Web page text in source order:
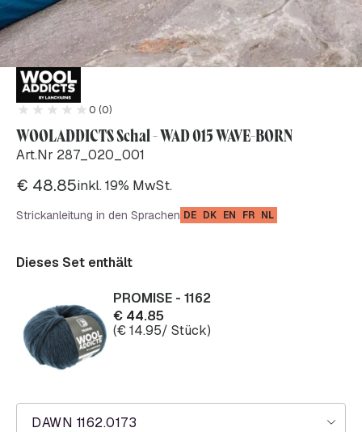
0 (0)
WOOLADDICTS Schal - WAD 015 WAVE-BORN
Art.Nr 287_020_001
€ 48.85inkl. 19% MwSt.
Strickanleitung in den Sprachen DE DK EN FR NL
Dieses Set enthält
DAWN 1162.0173
PROMISE - 1162
€ 44.85
(€14.95/ Stück)